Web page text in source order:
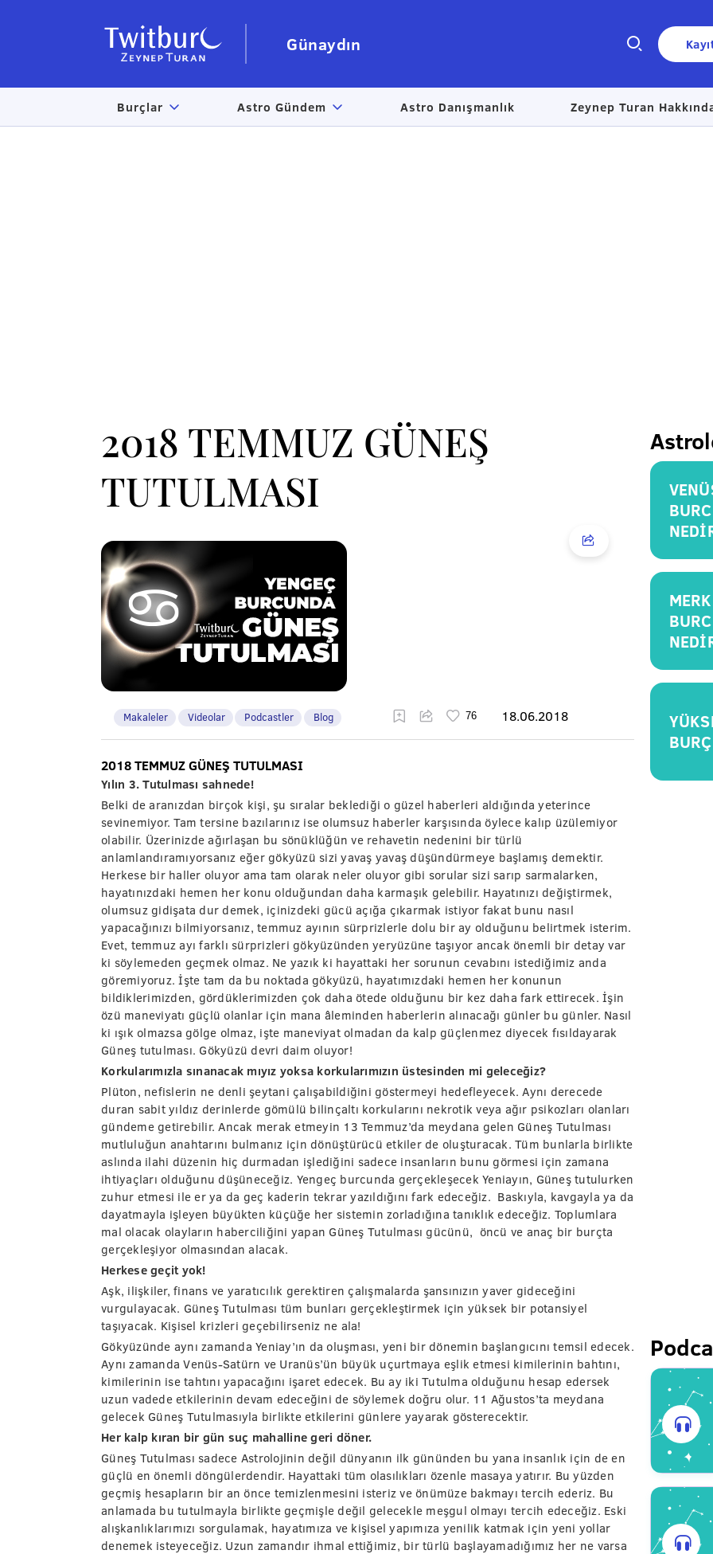
Günaydın
Burçlar Astro Gündem Astro Danışmanlık Zeynep Turan
2018 TEMMUZ GÜNEŞ
TUTULMASI
Makaleler Videolar Podcastler Blog 18.06.2018
2018 TEMMUZ GÜNEŞ TUTULMASI
Yılın 3. Tutulması sahnede!
Belki de aranızdan birçok kişi, şu sıralar beklediği o güzel haberleri aldığında yeterince
sevinemiyor. Tam tersine bazılarınız ise olumsuz haberler karşısında öylece kalıp üzülemiyor
olabilir. Üzerinizde ağırlaşan bu sönüklüğün ve rehavetin nedenini bir türlü
anlamlandıramıyorsanız eğer gökyüzü sizi yavaş yavaş düşündürmeye başlamış demektir.
Herkese bir haller oluyor ama tam olarak neler oluyor gibi sorular sizi sarıp sarmalarken,
hayatınızdaki hemen her konu olduğundan daha karmaşık gelebilir. Hayatınızı değiştirmek,
olumsuz gidişata dur demek, içinizdeki gücü açığa çıkarmak istiyor fakat bunu nasıl
yapacağınızı bilmiyorsanız, temmuz ayının sürprizlerle dolu bir ay olduğunu belirtmek isterim.
Evet, temmuz ayı farklı sürprizleri gökyüzünden yeryüzüne taşıyor ancak önemli bir detay var
ki söylemeden geçmek olmaz. Ne yazık ki hayattaki her sorunun cevabını istediğimiz anda
göremiyoruz. İşte tam da bu noktada gökyüzü, hayatımızdaki hemen her konunun
bildiklerimizden, gördüklerimizden çok daha ötede olduğunu bir kez daha fark ettirecek. İşin
özü maneviyatı güçlü olanlar için mana âleminden haberlerin alınacağı günler bu günler. Nasıl
ki ışık olmazsa gölge olmaz, işte maneviyat olmadan da kalp güçlenmez diyecek fısıldayarak
Güneş tutulması. Gökyüzü devri daim oluyor!
Korkularımızla sınanacak mıyız yoksa korkularımızın üstesinden mi geleceğiz?
Plüton, nefislerin ne denli şeytani çalışabildiğini göstermeyi hedefleyecek. Aynı derecede
duran sabit yıldız derinlerde gömülü bilinçaltı korkularını nekrotik veya ağır psikozları olanları
gündeme getirebilir. Ancak merak etmeyin 13 Temmuz’da meydana gelen Güneş Tutulması
mutluluğun anahtarını bulmanız için dönüştürücü etkiler de oluşturacak. Tüm bunlarla birlikte
aslında ilahi düzenin hiç durmadan işlediğini sadece insanların bunu görmesi için zamana
ihtiyaçları olduğunu düşüneceğiz. Yengeç burcunda gerçekleşecek Yeniayın, Güneş tutulurken
zuhur etmesi ile er ya da geç kaderin tekrar yazıldığını fark edeceğiz. Baskıyla, kavgayla ya da
dayatmayla işleyen büyükten küçüğe her sistemin zorladığına tanıklık edeceğiz. Toplumlara
mal olacak olayların haberciliğini yapan Güneş Tutulması gücünü, öncü ve anaç bir burçta
gerçekleşiyor olmasından alacak.
Herkese geçit yok!
Aşk, ilişkiler, finans ve yaratıcılık gerektiren çalışmalarda şansınızın yaver gideceğini
vurgulayacak. Güneş Tutulması tüm bunları gerçekleştirmek için yüksek bir potansiyel
taşıyacak. Kişisel krizleri geçebilirseniz ne ala!
Gökyüzünde aynı zamanda Yeniay’ın da oluşması, yeni bir dönemin başlangıcını temsil edecek.
Aynı zamanda Venüs-Satürn ve Uranüs’ün büyük uçurtmaya eşlik etmesi kimilerinin bahtını,
kimilerinin ise tahtını yapacağını işaret edecek. Bu ay iki Tutulma olduğunu hesap edersek
uzun vadede etkilerinin devam edeceğini de söylemek doğru olur. 11 Ağustos’ta meydana
gelecek Güneş Tutulmasıyla birlikte etkilerini günlere yayarak gösterecektir.
Her kalp kıran bir gün suç mahalline geri döner.
Güneş Tutulması sadece Astrolojinin değil dünyanın ilk gününden bu yana insanlık için de en
güçlü en önemli döngülerdendir. Hayattaki tüm olasılıkları özenle masaya yatırır. Bu yüzden
geçmiş hesapların bir an önce temizlenmesini isteriz ve önümüze bakmayı tercih ederiz. Bu
anlamada bu tutulmayla birlikte geçmişle değil gelecekle meşgul olmayı tercih edeceğiz. Eski
alışkanlıklarımızı sorgulamak, hayatımıza ve kişisel yapımıza yenilik katmak için yeni yollar
denemek isteyeceğiz. Uzun zamandır ihmal ettiğimiz, bir türlü başlayamadığımız her ne varsa
BURÇ